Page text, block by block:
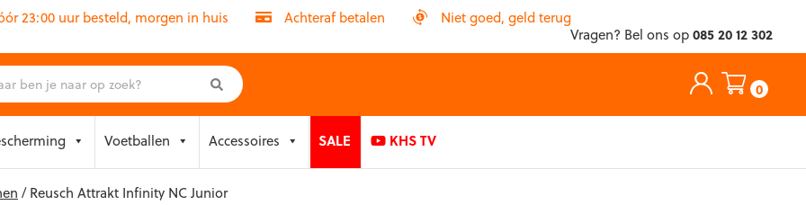
23:00 uur besteld, morgen in huis Achteraf betalen
Niet goed, geld terug
Vragen? Bel ons op085 20 12 302
0
Voetballen Accessoires SALE KHS TV
/ Reusch Attrakt Infinity NC Junior